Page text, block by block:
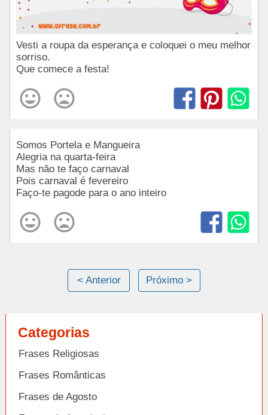
Vesti a roupa da esperança e coloquei o meu melhor
sorriso.
Que comece a festa!
Somos Portela e Mangueira
Alegria na quarta-feira
Mas não te faço carnaval
Pois carnaval é fevereiro
Faço-te pagode para o ano inteiro
< Anterior Próximo >
Categorias
Frases Religiosas
Frases Românticas
Frases de Agosto